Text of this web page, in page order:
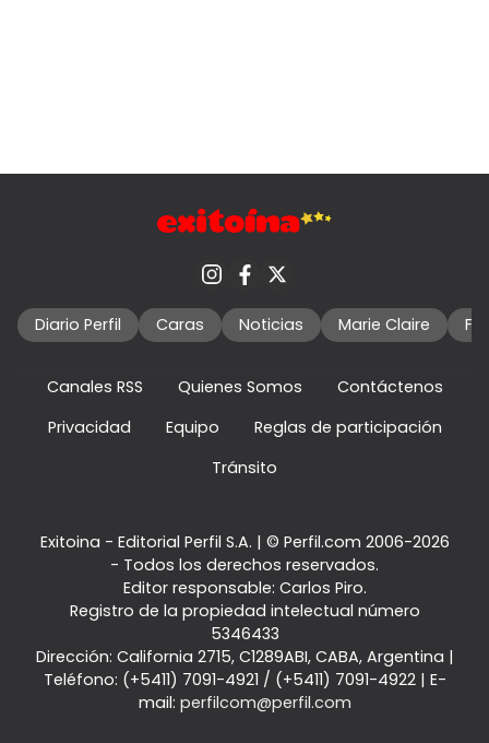
Diario Perfil Caras Noticias Marie Claire
Canales RSS Quienes Somos
Contáctenos
Privacidad
Equipo
Reglas de participación
Tránsito
Exitoina - Editorial Perfil S.A. | © Perfil.com 2006-2026
- Todos los derechos reservados.
Editor responsable: Carlos Piro.
Registro de la propiedad intelectual número
5346433
Dirección: California 2715, C1289ABI, CABA, Argentina |
Teléfono: (+5411) 7091-4921 / (+5411) 7091-4922| E-
mail: perfilcom@perfil.com